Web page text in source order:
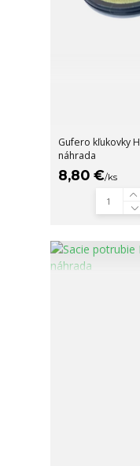
Gufero kľukovky
náhrada
8,80 €/ks